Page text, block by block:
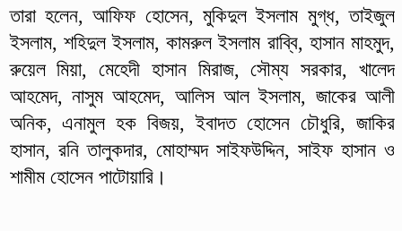
তারা হলেন, আফিফ হোসেন, মুকিদুল ইসলাম মুগ্ধ, তাইজুল
ইসলাম, শহিদুল ইসলাম, কামরুল ইসলাম রাব্বি, হাসান মাহমুদ,
রুয়েল মিয়া, মেহেদী হাসান মিরাজ, সৌম্য সরকার, খালেদ
আহমেদ, নাসুম আহমেদ, আলিস আল ইসলাম, জাকের আলী
অনিক, এনামুল হক বিজয়, ইবাদত হোসেন চৌধুরি, জাকির
হাসান, রনি তালুকদার, মোহাম্মদ সাইফউদ্দিন, সাইফ হাসান ও
শামীম হোসেন পাটোয়ারি।